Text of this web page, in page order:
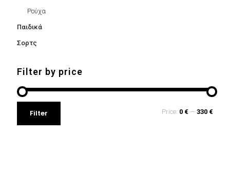
Ρούχα
Παιδικά
Σορτς
Filter by price
price
priceFilter Price: 0 € — 330 €